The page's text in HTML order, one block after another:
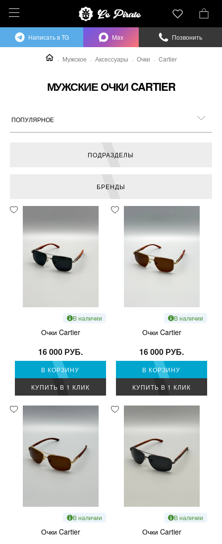
Мужское Аксессуары Очки Cartier
МУЖСКИЕ ОЧКИ CARTIER
ПОДРАЗДЕЛЫ
БРЕНДЫ
В наличии
Очки Cartier
16 000 РУБ.
В КОРЗИНУ
КУПИТЬ В 1 КЛИК
В наличии
Очки Cartier
16 000 РУБ.
В КОРЗИНУ
КУПИТЬ В 1 КЛИК
В наличии
Очки Cartier
В наличии
Очки Cartier
Написать в TG Max Позвонить